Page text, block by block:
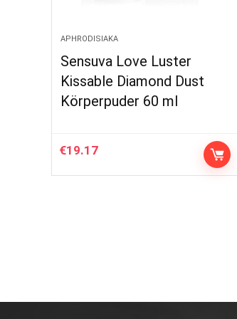
APHRODISIAKA
Sensuva Love Luster
Kissable Diamond Dust
Körperpuder 60 ml
€19.17